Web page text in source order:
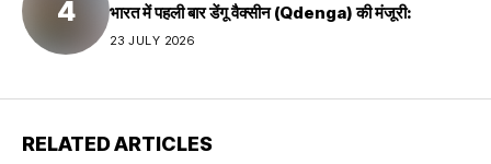
भारत में पहली बार डेंगू वैक्सीन (Qdenga) की मंजूरी:
23 JULY 2026
RELATED ARTICLES